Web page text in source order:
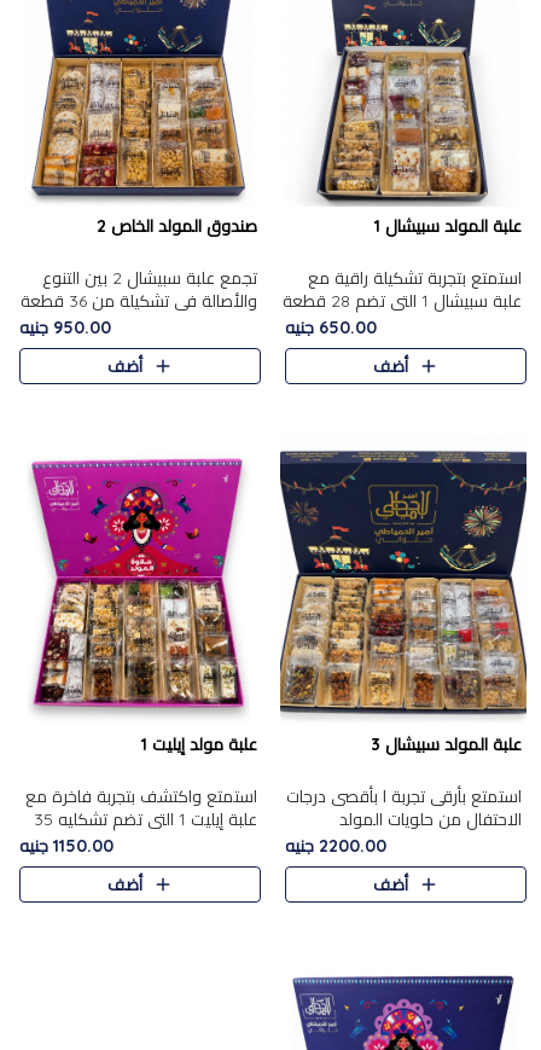
علبة المولد سبيشال 1
استمتع بتجربة تشكيلة راقية مع
علبة سبيشال 1 التي تضم 28 قطعة
من تشكيلة مختارة بعناية من أفخر
حلويات المولد المصرية الأصلية
الشرقية. تحتوي ال..
650.00 جنيه
أضف
صندوق المولد الخاص 2
تجمع علبة سبيشال 2 بين التنوع
والأصالة في تشكيلة من 36 قطعة
تضم أشهر حلويات المولد الشرقية.
تحتوي العلبة على الجزرية بالفول،
والجزرية بالبن..
950.00 جنيه
أضف
علبة المولد سبيشال 3
استمتع بأرقى تجربة ا بأقصى درجات
الاحتفال من حلويات المولد
المصريه الأصيلة مع هذه الفخامة
مع علبة سبيشال 3 التي تضم 56
قطعة من تشكيلة استثن..
2200.00 جنيه
أضف
علبة مولد إيليت 1
استمتع واكتشف بتجربة فاخرة مع
علبة إيليت 1 التي تضم تشكليه 35
قطعة من أرقى حلويات المولد
المصري الأصيلة ,معروضة بشكل
جميل في علبة أنيقة ، في..
1150.00 جنيه
أضف